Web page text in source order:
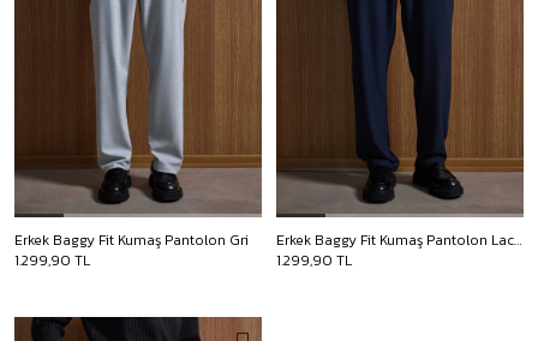
Erkek Baggy Fit Kumaş Pantolon Gri
1.299,90 TL
Erkek Baggy Fit Kumaş Pantolon Lacivert
1.299,90 TL